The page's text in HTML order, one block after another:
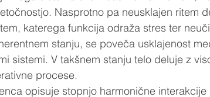
Nasprotno pa neusklajen ritem
katerega funkcija odraža stres ter
stanju, se poveča usklajenost
sistemi. V takšnem stanju telo deluje z
procese.
opisuje stopnjo harmonične